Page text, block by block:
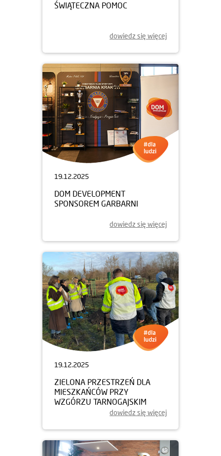
ŚWIĄTECZNA POMOC
dowiedz się więcej
19.12.2025
DOM DEVELOPMENT
SPONSOREM GARBARNI
dowiedz się więcej
19.12.2025
ZIELONA PRZESTRZEŃ DLA
MIESZKAŃCÓW PRZY
WZGÓRZU TARNOGAJSKIM
dowiedz się więcej